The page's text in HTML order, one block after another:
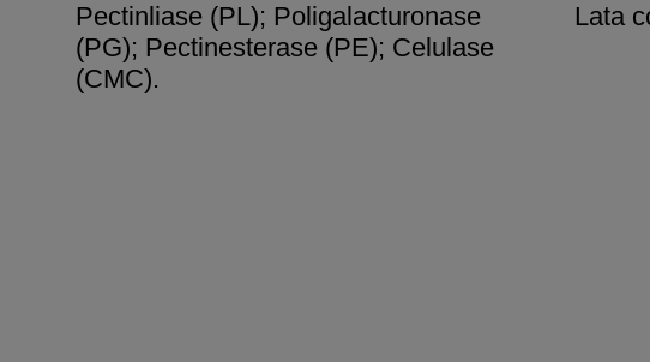
Pectinliase (PL); Poligalacturonase
(PG); Pectinesterase (PE); Celulase
(CMC).
Lata